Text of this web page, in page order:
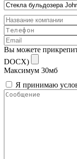
Вы можете
DOCX)
Максимум 30мб
Я принимаю